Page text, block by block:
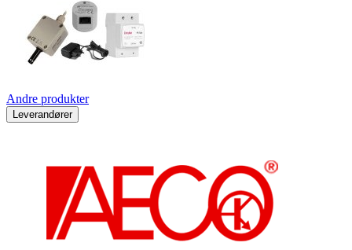
Andre produkter
Leverandører